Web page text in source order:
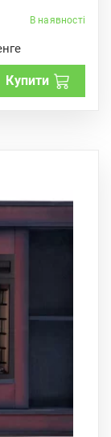
В наявності
Купити